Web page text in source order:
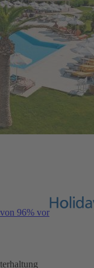
96% vor